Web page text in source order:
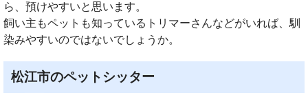
ら、預けやすいと思います。
飼い主もペットも知っているトリマーさんなどがいれば、馴
染みやすいのではないでしょうか。
松江市のペットシッター